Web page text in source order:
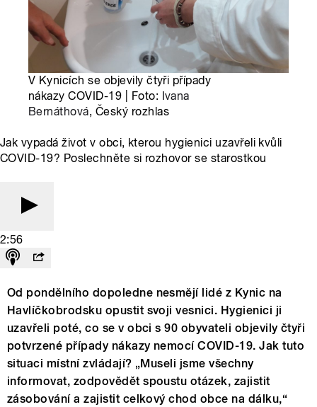
V Kynicích se objevily čtyři případy
nákazy COVID-19 | Foto: Ivana
Bernáthová, Český rozhlas
Jak vypadá život v obci, kterou hygienici uzavřeli kvůli
COVID-19? Poslechněte si rozhovor se starostkou
2:56
Od pondělního dopoledne nesmějí lidé z Kynic na
Havlíčkobrodsku opustit svoji vesnici. Hygienici ji
uzavřeli poté, co se v obci s 90 obyvateli objevily čtyři
potvrzené případy nákazy nemocí COVID-19. Jak tuto
situaci místní zvládají? „Museli jsme všechny
informovat, zodpovědět spoustu otázek, zajistit
zásobování a zajistit celkový chod obce na dálku,“